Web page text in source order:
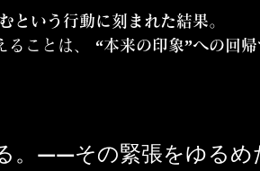
という行動に刻まれた結果。
ることは、 “本来の印象”への回帰
。——その緊張をゆるめ